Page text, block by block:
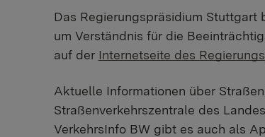
Das Regierungspräsidium
um Verständnis für die
auf der Internetseite des
Aktuelle Informationen über
Straßenverkehrszentrale des
VerkehrsInfo BW gibt es auch als